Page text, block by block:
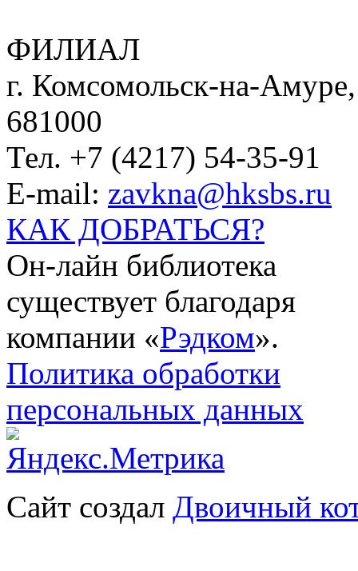
ФИЛИАЛ
г. Комсомольск-на-
681000
Тел. +7 (4217) 54-35-91
E-mail: zavkna@hksbs.ru
КАК ДОБРАТЬСЯ?
Он-лайн библиотека
существует благодаря
компании «Рэдком».
Политика обработки
персональных данных
Сайт создал Двоичный